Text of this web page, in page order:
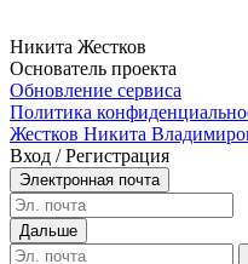
Никита Жестков
Основатель проекта
Обновление сервиса
Политика
Жестков Никита
Вход / Регистрация
Электронная почта
Дальше